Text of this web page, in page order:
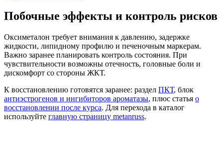
Побочные эффекты и контроль рисков
Оксиметалон требует внимания к давлению, задержке
жидкости, липидному профилю и печеночным маркерам.
Важно заранее планировать контроль состояния. При
чувствительности возможны отечность, головные боли и
дискомфорт со стороны ЖКТ.
К восстановлению готовятся заранее: раздел ПКТ, блок
антиэстрогенов и ингибиторов ароматазы, плюс статья о
восстановлении после курса. Для перехода в каталог
используйте главную страницу metanruss.